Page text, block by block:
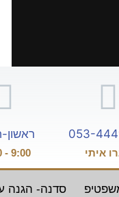
053-
איתי 9:00 - 18:30
סדנה- הגנה